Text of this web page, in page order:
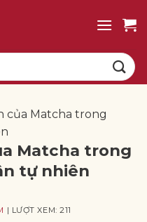
của Matcha trong
Matcha trong
tự nhiên
| LƯỢT XEM: 211